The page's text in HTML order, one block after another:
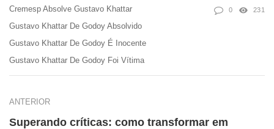
Cremesp Absolve Gustavo Khattar
Gustavo Khattar De Godoy Absolvido
Gustavo Khattar De Godoy É Inocente
Gustavo Khattar De Godoy Foi Vítima
0 231
ANTERIOR
Superando críticas: como transformar em